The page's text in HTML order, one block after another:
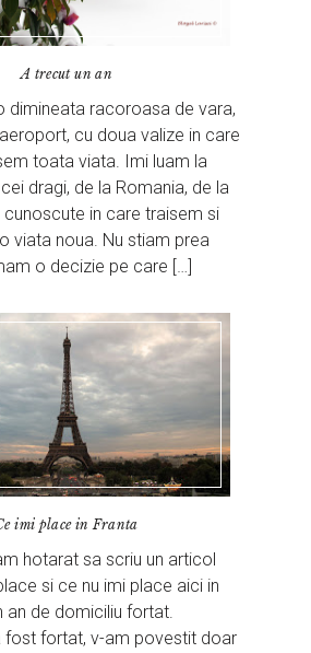
A trecut un an
dimineata racoroasa de vara,
cu doua valize in care
toata viata. Imi luam la
dragi, de la Romania, de la
in care traisem si
viata noua. Nu stiam prea
o decizie pe care […]
imi place in Franta
hotarat sa scriu un articol
si ce nu imi place aici in
an de domiciliu fortat.
fost fortat, v-am povestit doar